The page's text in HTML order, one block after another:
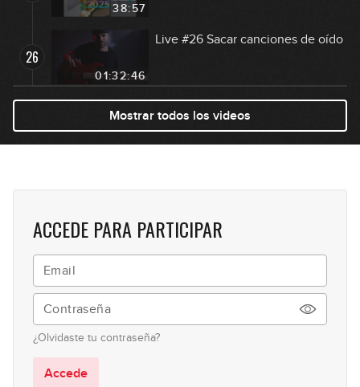
38:57
26
01:32:46
Live #26 Sacar canciones de oído
01:51:36
Live #27 Masterclass de Carlos
Martín
28
Martín
Mostrar todos los videos
ACCEDE PARA PARTICIPAR
¿Olvidaste tu contraseña?
Accede